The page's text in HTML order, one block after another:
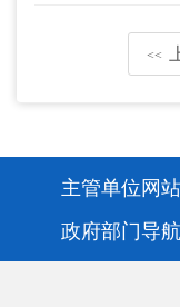
<<
主管单位网站
政府部门导航